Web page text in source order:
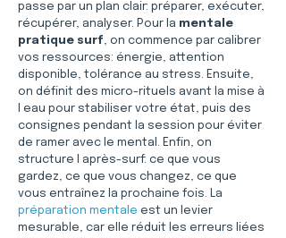
passe par un plan clair: préparer, exécuter,
récupérer, analyser. Pour la mentale
pratique surf, on commence par calibrer
vos ressources: énergie, attention
disponible, tolérance au stress. Ensuite,
on définit des micro-rituels avant la mise à
l eau pour stabiliser votre état, puis des
consignes pendant la session pour éviter
de ramer avec le mental. Enfin, on
structure l après-surf: ce que vous
gardez, ce que vous changez, ce que
vous entraînez la prochaine fois. La
préparation mentale est un levier
mesurable, car elle réduit les erreurs liées